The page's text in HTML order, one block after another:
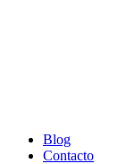
Blog
Contacto